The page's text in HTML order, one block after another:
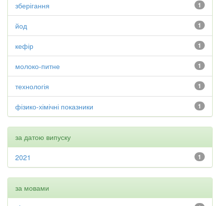
1
зберігання
1
йод
1
кефір
1
молоко-питне
1
технологія
1
фізико-хімічні показники
за датою випуску
1
2021
за мовами